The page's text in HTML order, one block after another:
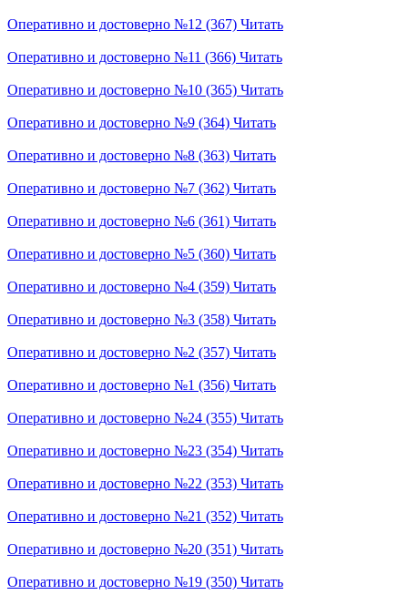
Оперативно и достоверно №12 (367) Читать
Оперативно и достоверно №11 (366) Читать
Оперативно и достоверно №10 (365) Читать
Оперативно и достоверно №9 (364) Читать
Оперативно и достоверно №8 (363) Читать
Оперативно и достоверно №7 (362) Читать
Оперативно и достоверно №6 (361) Читать
Оперативно и достоверно №5 (360) Читать
Оперативно и достоверно №4 (359) Читать
Оперативно и достоверно №3 (358) Читать
Оперативно и достоверно №2 (357) Читать
Оперативно и достоверно №1 (356) Читать
Оперативно и достоверно №24 (355) Читать
Оперативно и достоверно №23 (354) Читать
Оперативно и достоверно №22 (353) Читать
Оперативно и достоверно №21 (352) Читать
Оперативно и достоверно №20 (351) Читать
Оперативно и достоверно №19 (350) Читать